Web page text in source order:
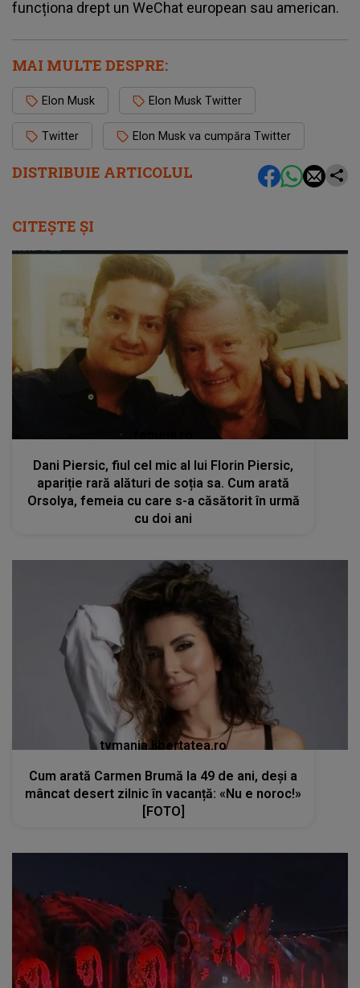
DISTRIBUIE ARTICOLUL
funcționa drept un WeChat european sau american.
MAI MULTE DESPRE:
Elon Musk Elon Musk Twitter
Twitter Elon Musk va cumpăra Twitter
CITEȘTE ȘI
Dani Piersic, fiul cel mic al lui Florin Piersic,
apariție rară alături de soția sa. Cum arată
Orsolya, femeia cu care s-a căsătorit în urmă
cu doi ani
tvmania.libertatea.ro
Cum arată Carmen Brumă la 49 de ani, deși a
mâncat desert zilnic în vacanță: «Nu e noroc!»
[FOTO]